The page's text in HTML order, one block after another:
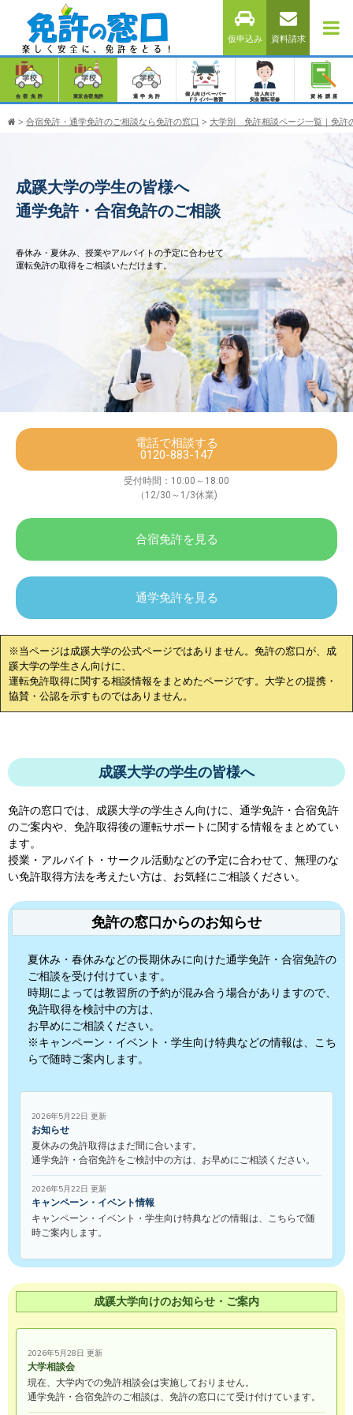
仮申込み 資料請求
合宿免許 東京合宿免許 通学免許
個人向けペーパー
ドライバー教習
法人向け
安全運転研修
資格講座
> 合宿免許・通学免許のご相談なら免許の窓口 > 大学別 免許相談ページ一覧｜免許
成蹊大学の学生の皆様へ
通学免許・合宿免許のご相談
春休み・夏休み、授業やアルバイトの予定に合わせて
運転免許の取得をご相談いただけます。
電話で相談する
0120-883-147
受付時間：10:00～18:00
（12/30～1/3休業)
合宿免許を見る
通学免許を見る
※当ページは成蹊大学の公式ページではありません。免許の窓口が、 成
蹊大学の学生さん向けに、
運転免許取得に関する相談情報をまとめたページです。大学との提携・
協賛・公認を示すものではありません。
成蹊大学の学生の皆様へ
免許の窓口では、 成蹊大学の学生さん向けに、通学免許・合宿免許
のご案内や、免許取得後の運転サポートに関する情報をまとめてい
ます。
授業・アルバイト・サークル活動などの予定に合わせて、無理のな
い免許取得方法を考えたい方は、お気軽にご相談ください。
免許の窓口からのお知らせ
夏休み・春休みなどの長期休みに向けた通学免許・合宿免許の
ご相談を受け付けています。
時期によっては教習所の予約が混み合う場合がありますので、
免許取得を検討中の方は、
お早めにご相談ください。
※キャンペーン・イベント・学生向け特典などの情報は、こち
らで随時ご案内します。
2026年5月22日 更新
お知らせ
夏休みの免許取得はまだ間に合います。
通学免許・合宿免許をご検討中の方は、お早めにご相談ください。
2026年5月22日 更新
キャンペーン・イベント情報
キャンペーン・イベント・学生向け特典などの情報は、こちらで随
時ご案内します。
成蹊大学向けのお知らせ・ご案内
2026年5月28日 更新
大学相談会
現在、大学内での免許相談会は実施しておりません。
通学免許・合宿免許のご相談は、免許の窓口にて受け付けています。